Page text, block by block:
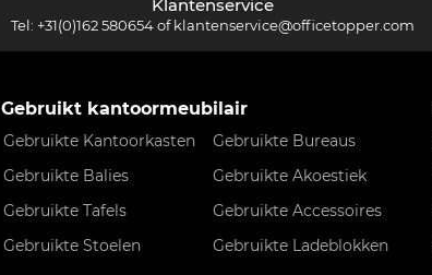
Klantenservice
Tel: +31(0)162 580654ofklantenservice@officetopper.com
Gebruikt kantoormeubilair
Gebruikte Kantoorkasten
Gebruikte Bureaus
Gebruikte Balies
Gebruikte Akoestiek
Gebruikte Tafels
Gebruikte Accessoires
Gebruikte Stoelen
Gebruikte Ladeblokken